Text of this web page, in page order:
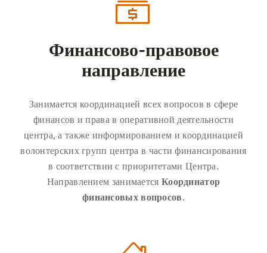
Финансово-правовое
направление
Занимается координацией всех вопросов в сфере
финансов и права в оперативной деятельности
центра, а также информированием и координацией
волонтерских групп центра в части финансирования
в соответствии с приоритетами Центра.
Направлением занимается Координатор
финансовых вопросов.